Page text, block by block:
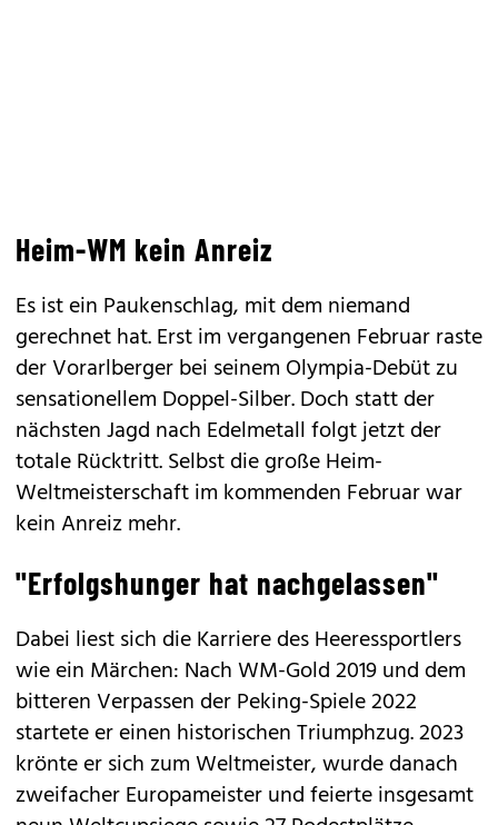
Heim-WM kein Anreiz
Es ist ein Paukenschlag, mit dem niemand
gerechnet hat. Erst im vergangenen Februar raste
der Vorarlberger bei seinem Olympia-Debüt zu
sensationellem Doppel-Silber. Doch statt der
nächsten Jagd nach Edelmetall folgt jetzt der
totale Rücktritt. Selbst die große Heim-
Weltmeisterschaft im kommenden Februar war
kein Anreiz mehr.
"Erfolgshunger hat nachgelassen"
Dabei liest sich die Karriere des Heeressportlers
wie ein Märchen: Nach WM-Gold 2019 und dem
bitteren Verpassen der Peking-Spiele 2022
startete er einen historischen Triumphzug. 2023
krönte er sich zum Weltmeister, wurde danach
zweifacher Europameister und feierte insgesamt